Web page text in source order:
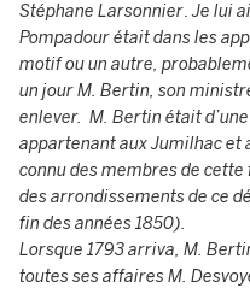
Stéphane Larsonnier.Je lui
Pompadour était dans les
motif ou un autre,
un jour M. Bertin, son
enlever. M. Bertin était
appartenant aux Jumilhac et
connu des membres de
des arrondissements de ce
fin des années 1850).
Lorsque 1793 arriva, M.
toutes ses affaires M.